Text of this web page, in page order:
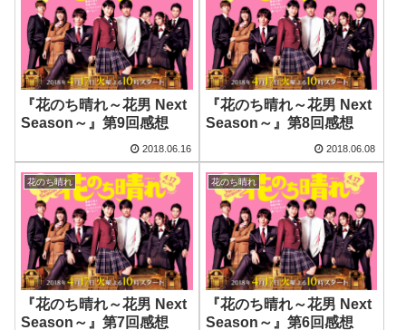
『花のち晴れ～花男 Next
Season～』第9回感想
2018.06.16
『花のち晴れ～花男 Next
Season～』第8回感想
2018.06.08
花のち晴れ
『花のち晴れ～花男 Next
Season～』第7回感想
花のち晴れ
『花のち晴れ～花男 Next
Season～』第6回感想